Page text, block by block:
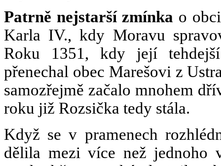
Patrně nejstarší zmínka o
Karla IV., kdy Moravu
Roku 1351, kdy její
přenechal obec Marešovi z
samozřejmě začalo mnohem
roku již Rozsička tedy stála.
Když se v pramenech
dělila mezi více než jednoho